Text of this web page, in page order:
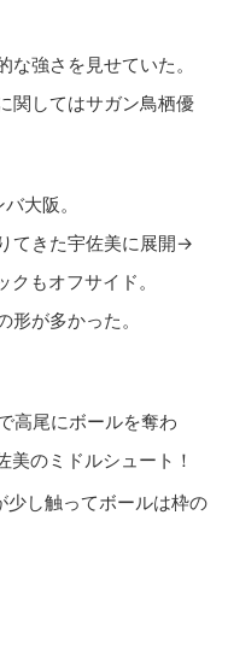
な強さを見せていた。
関してはサガン鳥栖優
大阪。
てきた宇佐美に展開→
もオフサイド。
が多かった。
高尾にボールを奪わ
のミドルシュート！
少し触ってボールは枠の